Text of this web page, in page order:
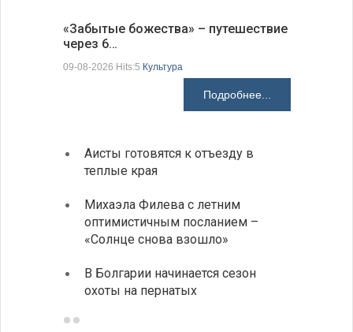
«Забытые божества» – путешествие
через 6…
09-08-2026 Hits:5 Культура
Подробнее...
Аисты готовятся к отъезду в
теплые края
Михаэла Филева с летним
оптимистичным посланием –
«Солнце снова взошло»
В Болгарии начинается сезон
охоты на пернатых